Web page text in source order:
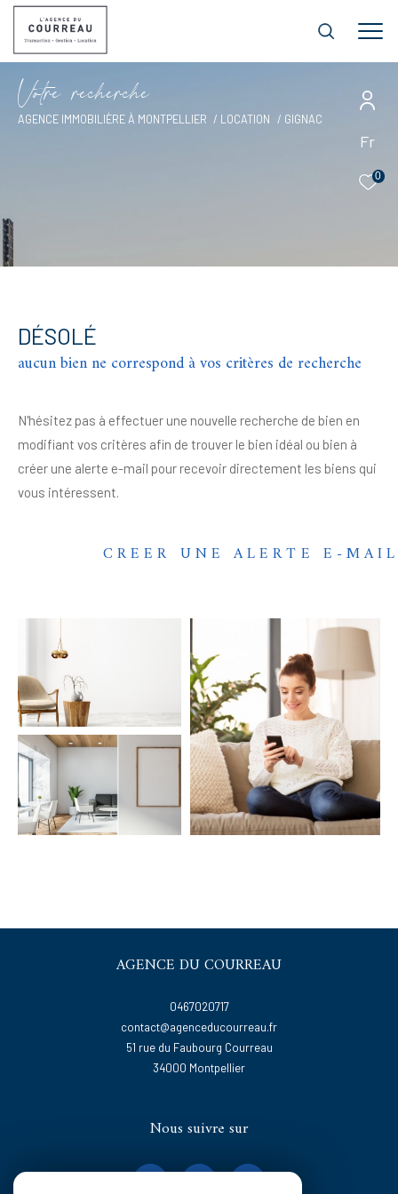
Fr
0
Votre recherche
AGENCE IMMOBILIÈRE À MONTPELLIER LOCATION GIGNAC
DÉSOLÉ
aucun bien ne correspond à vos critères de recherche
N'hésitez pas à effectuer une nouvelle recherche de bien en
modifiant vos critères afin de trouver le bien idéal ou bien à
créer une alerte e-mail pour recevoir directement les biens qui
vous intéressent.
CREER UNE ALERTE E-
AGENCE DU COURREAU
0467020717
contact@agenceducourreau.fr
51 rue du Faubourg Courreau
34000
montpellier
Nous suivre sur